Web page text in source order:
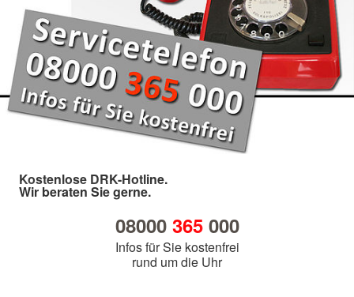
Kostenlose DRK-Hotline.
Wir beraten Sie gerne.
08000 365000
Infos für Sie kostenfrei
rund um die Uhr